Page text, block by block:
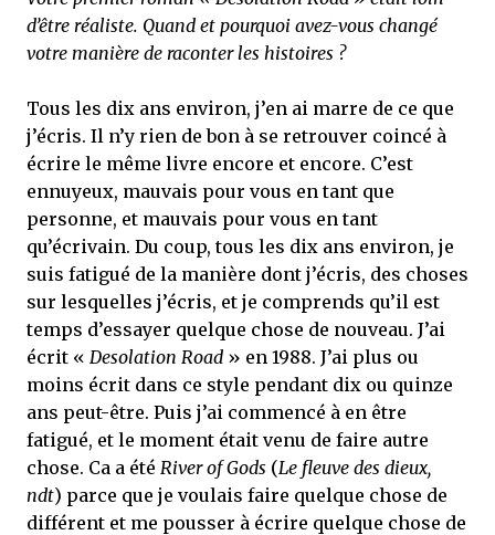
d’être réaliste. Quand et pourquoi avez-vous changé
votre manière de raconter les histoires ?
Tous les dix ans environ, j’en ai marre de ce que
j’écris. Il n’y rien de bon à se retrouver coincé à
écrire le même livre encore et encore. C’est
ennuyeux, mauvais pour vous en tant que
personne, et mauvais pour vous en tant
qu’écrivain. Du coup, tous les dix ans environ, je
suis fatigué de la manière dont j’écris, des choses
sur lesquelles j’écris, et je comprends qu’il est
temps d’essayer quelque chose de nouveau. J’ai
écrit « Desolation Road » en 1988. J’ai plus ou
moins écrit dans ce style pendant dix ou quinze
ans peut-être. Puis j’ai commencé à en être
fatigué, et le moment était venu de faire autre
chose. Ca a été River of Gods (Le fleuve des dieux,
ndt) parce que je voulais faire quelque chose de
différent et me pousser à écrire quelque chose de